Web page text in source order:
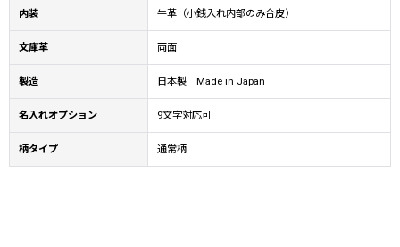
内装 牛革（小銭入れ内部のみ合皮）
文庫革 両面
製造 日本製 Made in Japan
名入れオプション 9文字対応可
柄タイプ 通常柄